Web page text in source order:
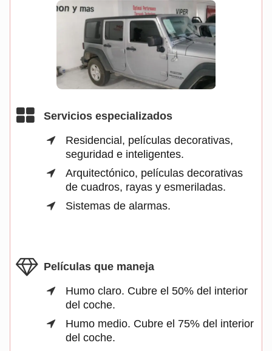
Servicios especializados
Residencial, películas decorativas,
seguridad e inteligentes.
Arquitectónico, películas decorativas
de cuadros, rayas y esmeriladas.
Sistemas de alarmas.
Películas que maneja
Humo claro. Cubre el 50% del interior
del coche.
Humo medio. Cubre el 75% del interior
del coche.